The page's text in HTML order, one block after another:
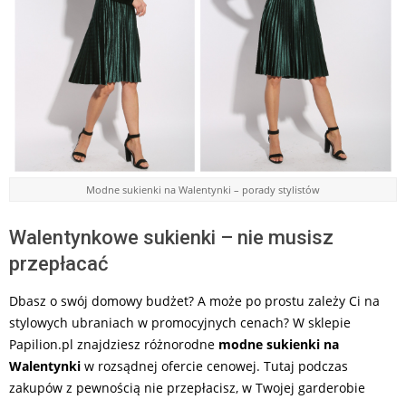
Modne sukienki na Walentynki – porady stylistów
Walentynkowe sukienki – nie musisz
przepłacać
Dbasz o swój domowy budżet? A może po prostu zależy Ci na
stylowych ubraniach w promocyjnych cenach? W sklepie
Papilion.pl znajdziesz różnorodne modne sukienki na
Walentynki w rozsądnej ofercie cenowej. Tutaj podczas
zakupów z pewnością nie przepłacisz, w Twojej garderobie